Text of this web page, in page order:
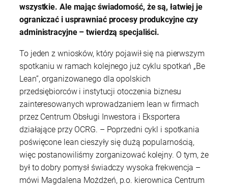
wszystkie. Ale mając świadomość, że są, łatwiej je
ograniczać i usprawniać procesy produkcyjne czy
administracyjne – twierdzą specjaliści.
To jeden z wniosków, który pojawił się na pierwszym
spotkaniu w ramach kolejnego już cyklu spotkań „Be
Lean”, organizowanego dla opolskich
przedsiębiorców i instytucji otoczenia biznesu
zainteresowanych wprowadzaniem lean w firmach
przez Centrum Obsługi Inwestora i Eksportera
działające przy OCRG. – Poprzedni cykl i spotkania
poświęcone lean cieszyły się dużą popularnością,
więc postanowiliśmy zorganizować kolejny. O tym, że
był to dobry pomysł świadczy wysoka frekwencja –
mówi Magdalena Możdżeń, p.o. kierownica Centrum